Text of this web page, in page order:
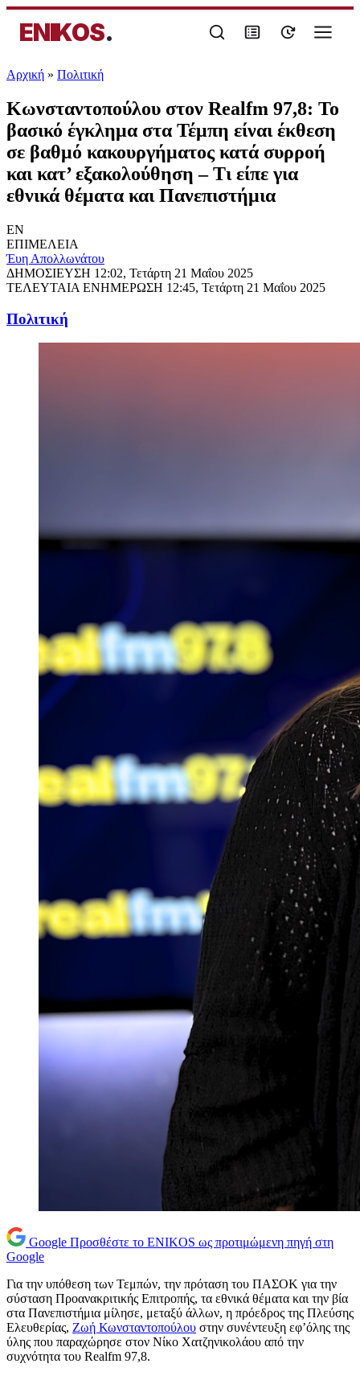
ENIKOS.
Αρχική » Πολιτική
Κωνσταντοπούλου στον Realfm 97,8: Το
βασικό έγκλημα στα Τέμπη είναι έκθεση
σε βαθμό κακουργήματος κατά συρροή
και κατ’ εξακολούθηση – Τι είπε για
εθνικά θέματα και Πανεπιστήμια
EN
ΕΠΙΜΕΛΕΙΑ
Έυη Απολλωνάτου
ΔΗΜΟΣΙΕΥΣΗ 12:02, Τετάρτη 21 Μαΐου 2025
ΤΕΛΕΥΤΑΙΑ ΕΝΗΜΕΡΩΣΗ 12:45, Τετάρτη 21 Μαΐου 2025
Πολιτική
Google Προσθέστε το ENIKOS ως προτιμώμενη πηγή στη
Google
Για την υπόθεση των Τεμπών, την πρόταση του ΠΑΣΟΚ για την
σύσταση Προανακριτικής Επιτροπής, τα εθνικά θέματα και την βία
στα Πανεπιστήμια μίλησε, μεταξύ άλλων, η πρόεδρος της Πλεύσης
Ελευθερίας, Ζωή Κωνσταντοπούλου στην συνέντευξη εφ’όλης της
ύλης που παραχώρησε στον Νίκο Χατζηνικολάου από την
συχνότητα του Realfm 97,8.